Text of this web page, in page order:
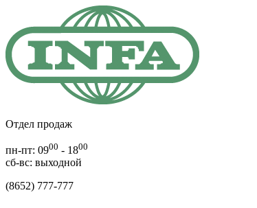
Отдел продаж
пн-пт: 0900 - 1800
cб-вс: выходной
(8652) 777-777